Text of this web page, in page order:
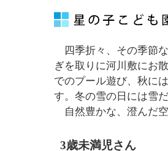
四季折々、その季節
ぎを取りに河川敷にお
でのプール遊び、秋に
す。冬の雪の日には雪
自然豊かな、澄んだ
3歳未満児さん